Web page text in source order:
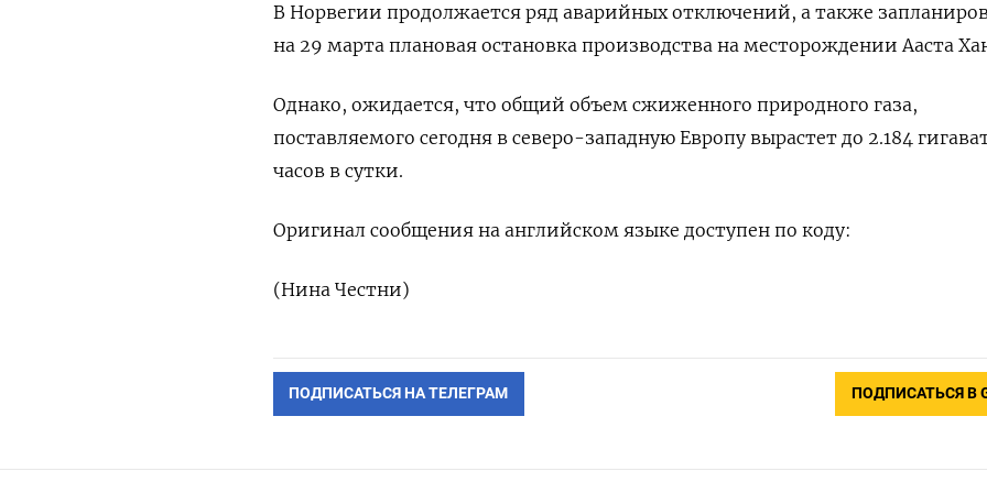
В Норвегии продолжается ряд аварийных отключений, а также
на 29 марта плановая остановка производства на месторождении Ааста
Однако, ожидается, что общий объем сжиженного природного газа,
поставляемого сегодня в северо-западную Европу вырастет до 2.184
часов в сутки.
Оригинал сообщения на английском языке доступен по коду:
(Нина Честни)
ПОДПИСАТЬСЯ НА ТЕЛЕГРАМ ПОДПИСАТЬСЯ В